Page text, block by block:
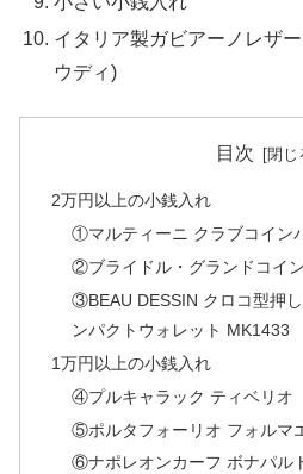
イタリア製ガビアーノレザ
ウディ)
目次
2万円以上の小銭入れ
①マルティーニ クラブコイン
②ブライドル・グランドコイ
③BEAU DESSIN クロコ型押
ンパクトウォレット MK1433
1万円以上の小銭入れ
④プルキャラック ティベリオ
⑤ポルタフォーリオ フォルマ
⑥ナポレオンカーフ ボナパル